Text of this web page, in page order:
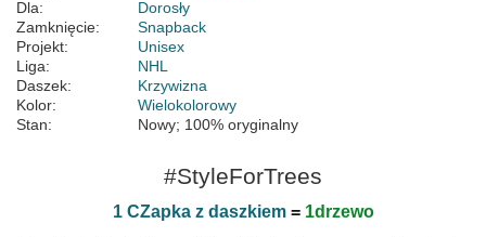
Dla:
Dorosły
Zamknięcie:
Snapback
Projekt:
Unisex
Liga:
NHL
Daszek:
Krzywizna
Kolor:
Wielokolorowy
Stan:
Nowy; 100% oryginalny
#StyleForTrees
1 CZapka z daszkiem= 1drzewo